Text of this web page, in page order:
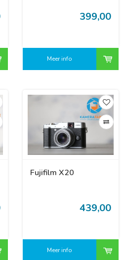
399,00
Meer info
Fujifilm X20
439,00
Meer info